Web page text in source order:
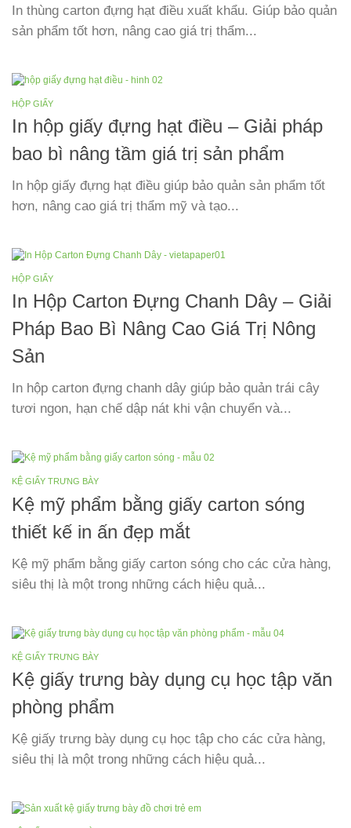
In thùng carton đựng hạt điều xuất khẩu. Giúp bảo quản
sản phẩm tốt hơn, nâng cao giá trị thẩm...
HỘP GIẤY
In hộp giấy đựng hạt điều – Giải pháp
bao bì nâng tầm giá trị sản phẩm
In hộp giấy đựng hạt điều giúp bảo quản sản phẩm tốt
hơn, nâng cao giá trị thẩm mỹ và tạo...
HỘP GIẤY
In Hộp Carton Đựng Chanh Dây – Giải
Pháp Bao Bì Nâng Cao Giá Trị Nông
Sản
In hộp carton đựng chanh dây giúp bảo quản trái cây
tươi ngon, hạn chế dập nát khi vận chuyển và...
KỆ GIẤY TRƯNG BÀY
Kệ mỹ phẩm bằng giấy carton sóng
thiết kế in ấn đẹp mắt
Kệ mỹ phẩm bằng giấy carton sóng cho các cửa hàng,
siêu thị là một trong những cách hiệu quả...
KỆ GIẤY TRƯNG BÀY
Kệ giấy trưng bày dụng cụ học tập văn
phòng phẩm
Kệ giấy trưng bày dụng cụ học tập cho các cửa hàng,
siêu thị là một trong những cách hiệu quả...